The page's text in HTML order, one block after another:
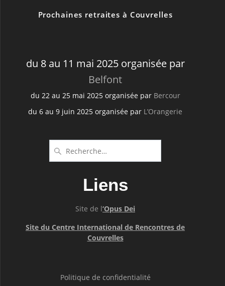
Prochaines retraites à Couvrelles
du 8 au 11 mai 2025 organisée par
Belfont
du 22 au 25 mai 2025 organisée par Bercour
du 6 au 9 juin 2025 organisée par L’Orangerie
pour
Liens
Site de l‘Opus Dei
Site du Centre International de Rencontres de
Couvrelles
Politique de confidentialité